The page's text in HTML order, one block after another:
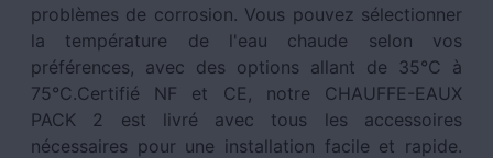
problèmes de corrosion. Vous pouvez sélectionner
la température de l'eau chaude selon vos
préférences, avec des options allant de 35°C à
75°C.Certifié NF et CE, notre CHAUFFE-EAUX
PACK 2 est livré avec tous les accessoires
nécessaires pour une installation facile et rapide.